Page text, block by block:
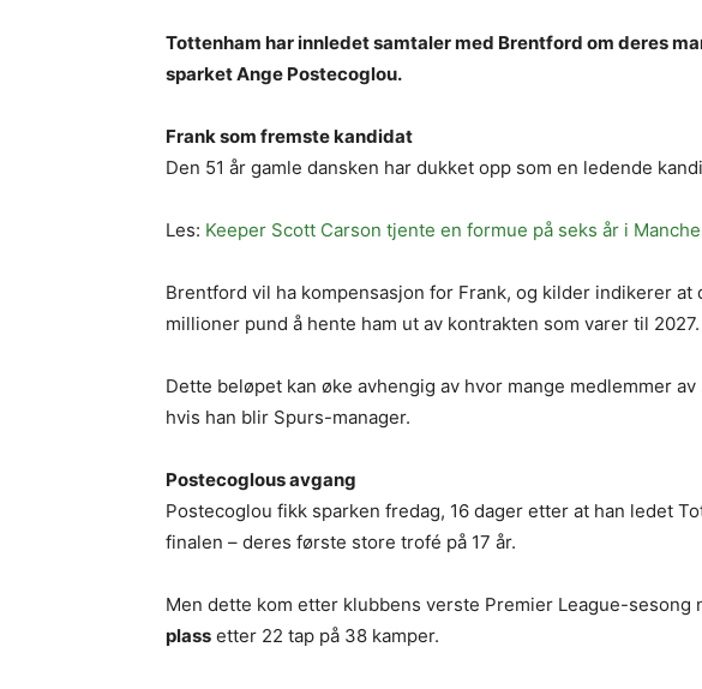
Tottenham har innledet samtaler med Brentford om deres
sparket Ange Postecoglou.
Frank som fremste kandidat
Den 51 år gamle dansken har dukket opp som en ledende
Les: Keeper Scott Carson tjente en formue på seks år i
Brentford vil ha kompensasjon for Frank, og kilder indikerer at
millioner pund å hente ham ut av kontrakten som varer til 2027.
Dette beløpet kan øke avhengig av hvor mange medlemmer
hvis han blir Spurs-manager.
Postecoglous avgang
Postecoglou fikk sparken fredag, 16 dager etter at han ledet
finalen – deres første store trofé på 17 år.
Men dette kom etter klubbens verste Premier League-sesong
plass etter 22 tap på 38 kamper.